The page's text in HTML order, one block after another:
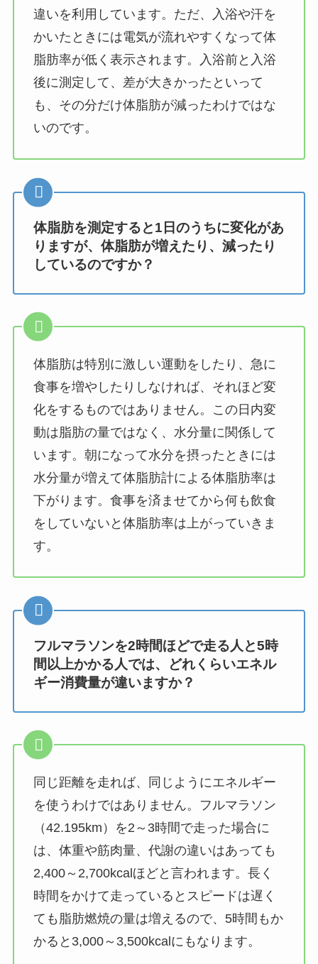
違いを利用しています。ただ、入浴や汗を
かいたときには電気が流れやすくなって体
脂肪率が低く表示されます。入浴前と入浴
後に測定して、差が大きかったといって
も、その分だけ体脂肪が減ったわけではな
いのです。
体脂肪を測定すると1日のうちに変化があ
りますが、体脂肪が増えたり、減ったり
しているのですか？
体脂肪は特別に激しい運動をしたり、急に
食事を増やしたりしなければ、それほど変
化をするものではありません。この日内変
動は脂肪の量ではなく、水分量に関係して
います。朝になって水分を摂ったときには
水分量が増えて体脂肪計による体脂肪率は
下がります。食事を済ませてから何も飲食
をしていないと体脂肪率は上がっていきま
す。
フルマラソンを2時間ほどで走る人と5時
間以上かかる人では、どれくらいエネル
ギー消費量が違いますか？
同じ距離を走れば、同じようにエネルギー
を使うわけではありません。フルマラソン
（42.195km）を2～3時間で走った場合に
は、体重や筋肉量、代謝の違いはあっても
2,400～2,700kcalほどと言われます。長く
時間をかけて走っているとスピードは遅く
ても脂肪燃焼の量は増えるので、5時間もか
かると3,000～3,500kcalにもなります。